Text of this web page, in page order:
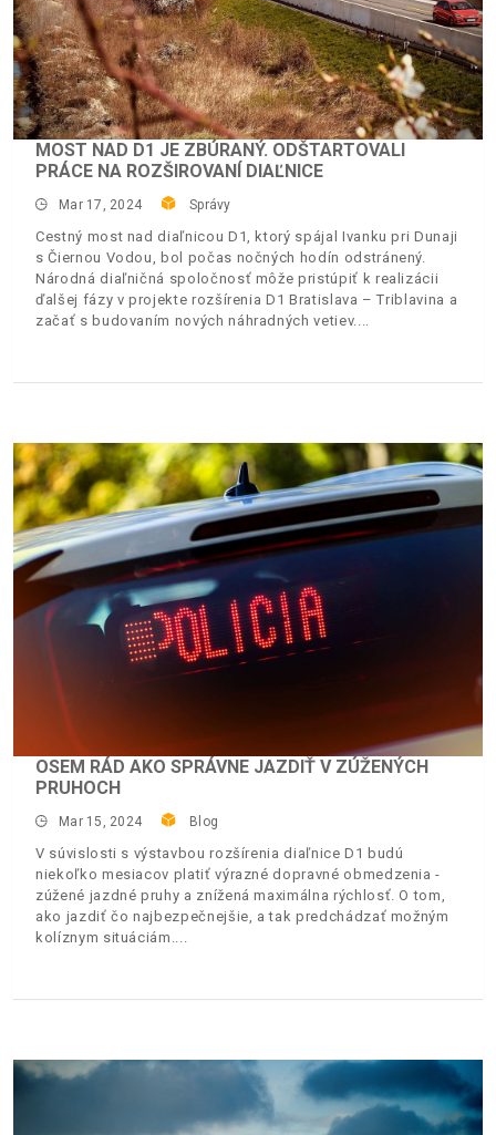
MOST NAD D1 JE ZBÚRANÝ. ODŠTARTOVALI
PRÁCE NA ROZŠIROVANÍ DIAĽNICE
Mar 17, 2024 Správy
Cestný most nad diaľnicou D1, ktorý spájal Ivanku pri Dunaji
s Čiernou Vodou, bol počas nočných hodín odstránený.
Národná diaľničná spoločnosť môže pristúpiť k realizácii
ďalšej fázy v projekte rozšírenia D1 Bratislava – Triblavina a
začať s budovaním nových náhradných vetiev.
OSEM RÁD AKO SPRÁVNE JAZDIŤ V ZÚŽENÝCH
PRUHOCH
Mar 15, 2024 Blog
V súvislosti s výstavbou rozšírenia diaľnice D1 budú
niekoľko mesiacov platiť výrazné dopravné obmedzenia -
zúžené jazdné pruhy a znížená maximálna rýchlosť. O tom,
ako jazdiť čo najbezpečnejšie, a tak predchádzať možným
kolíznym situáciám.